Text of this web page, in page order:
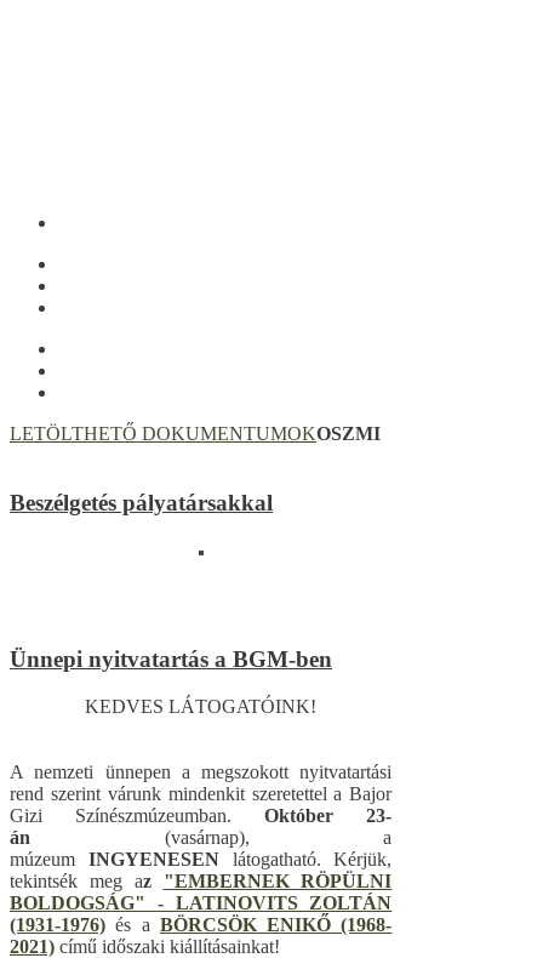
LETÖLTHETŐ DOKUMENTUMOKOSZMI
Beszélgetés pályatársakkal
Ünnepi nyitvatartás a BGM-ben
KEDVES LÁTOGATÓINK!
A nemzeti ünnepen a megszokott nyitvatartási
rend szerint várunk mindenkit szeretettel a Bajor
Gizi Színészmúzeumban.Október 23-
án (vasárnap), a
múzeum INGYENESENlátogatható. Kérjük,
tekintsék meg az "EMBERNEK RÖPÜLNI
BOLDOGSÁG" - LATINOVITS ZOLTÁN
(1931-1976) és a BÖRCSÖK ENIKŐ (1968-
2021) című időszaki kiállításainkat!